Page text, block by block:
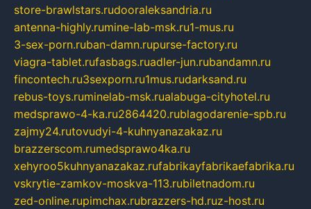
store-brawlstars.rudooraleksandria.ru
antenna-highly.rumine-lab-msk.ru1-mus.ru
3-sex-porn.ruban-damn.rupurse-factory.ru
viagra-tablet.rufasbags.ruadler-jun.rubandamn.ru
fincontech.ru3sexporn.ru1mus.rudarksand.ru
rebus-toys.ruminelab-msk.rualabuga-cityhotel.ru
medsprawo-4-ka.ru2864420.rublagodarenie-spb.ru
zajmy24.rutovudyi-4-kuhnyanazakaz.ru
brazzerscom.rumedsprawo4ka.ru
xehyroo5kuhnyanazakaz.rufabrikayfabrikaefabrika.ru
vskrytie-zamkov-moskva-113.rubiletnadom.ru
zed-online.rupimchax.rubrazzers-hd.ruz-host.ru